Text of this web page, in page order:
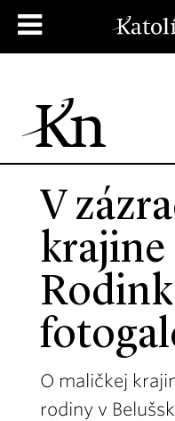
V
krajine
O maličkej
rodiny v